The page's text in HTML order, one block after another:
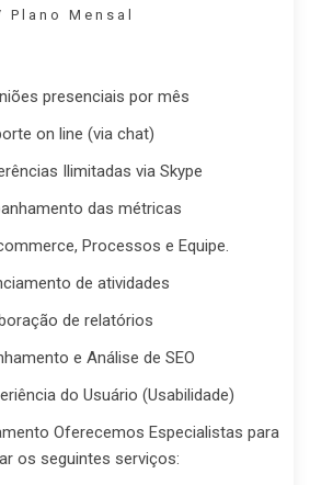
Plano Mensal
presenciais por mês
on line (via chat)
Ilimitadas via Skype
das métricas
Processos e Equipe.
de atividades
de relatórios
e Análise de SEO
do Usuário (Usabilidade)
Oferecemos Especialistas para
os seguintes serviços: